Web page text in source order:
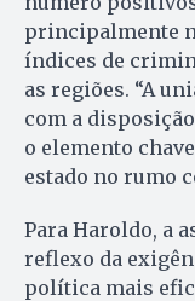
principalmente
índices de
as regiões. “A
com a
o elemento
estado no rumo
Para Haroldo, a
reflexo da
política mais